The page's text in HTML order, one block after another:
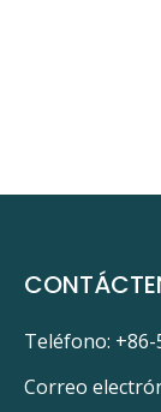
Teléfono:
Correo